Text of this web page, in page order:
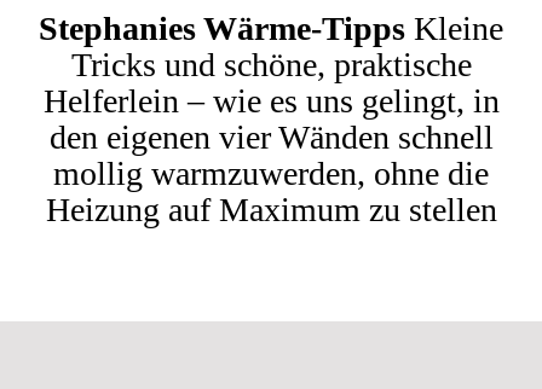
Stephanies Wärme-Tipps Kleine
Tricks und schöne, praktische
Helferlein – wie es uns gelingt, in
den eigenen vier Wänden schnell
mollig warmzuwerden, ohne die
Heizung auf Maximum zu stellen